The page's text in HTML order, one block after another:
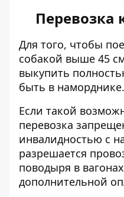
Перевозка
Для того, чтобы
собакой выше 45
выкупить
быть в наморднике.
Если такой
перевозка
инвалидностью с
разрешается
поводыря в
дополнительной